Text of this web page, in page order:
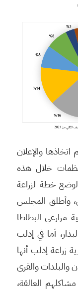
اتخاذها والإعلان
خلال هذه
خطة لزراعة
وأطلق المجلس
مزارعي البطاطا
أما في إدلب
زراعة إدلب أنها
والبلدات والقرى
العالقة،